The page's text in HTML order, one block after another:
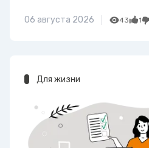
06 августа 2026 43 1
Для жизни